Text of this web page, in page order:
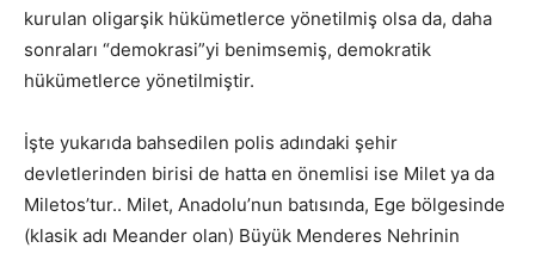
kurulan oligarşik hükümetlerce yönetilmiş olsa da, daha
sonraları “demokrasi”yi benimsemiş, demokratik
hükümetlerce yönetilmiştir.
İşte yukarıda bahsedilen polis adındaki şehir
devletlerinden birisi de hatta en önemlisi ise Milet ya da
Miletos’tur.. Milet, Anadolu’nun batısında, Ege bölgesinde
(klasik adı Meander olan) Büyük Menderes Nehrinin